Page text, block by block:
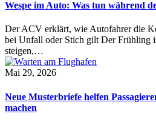
Wespe im Auto: Was tun während
Der ACV erklärt, wie Autofahrer die
bei Unfall oder Stich gilt Der Frühling
steigen,…
Mai 29, 2026
Neue Musterbriefe helfen
machen